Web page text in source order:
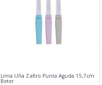
Lima Uña Zafiro Punta Aguda 15,7cm
Beter